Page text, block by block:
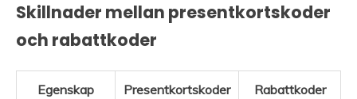
Skillnader mellan presentkortskoder
och rabattkoder
Egenskap Presentkortskoder Rabattkoder